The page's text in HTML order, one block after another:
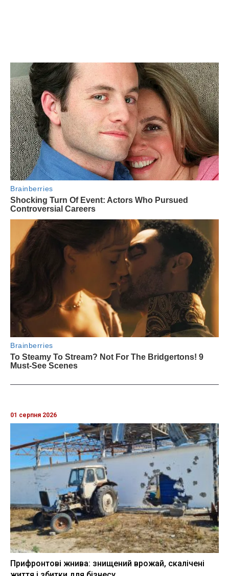
01 серпня 2026
Прифронтові жнива: знищений врожай, скалічені